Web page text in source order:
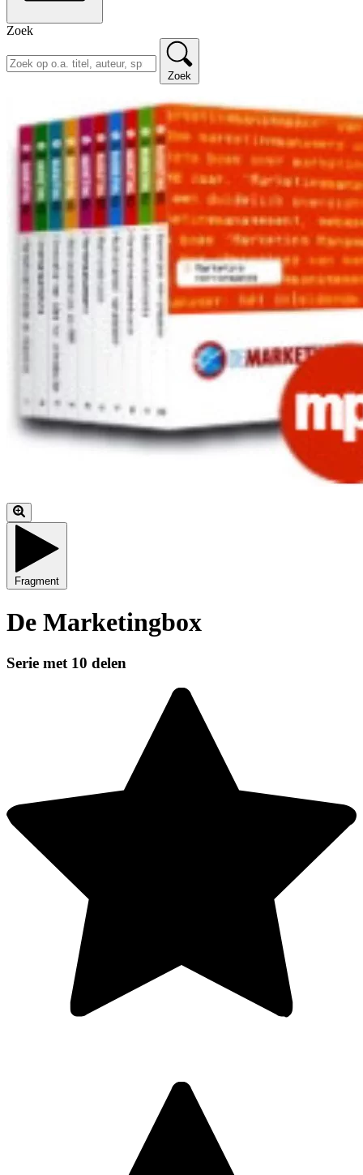
Zoek
Zoek
Fragment
De Marketingbox
Serie met 10 delen